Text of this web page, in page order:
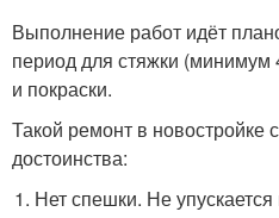
Выполнение работ идёт
период для стяжки (минимум
и покраски.
Такой ремонт в новостройке
достоинства:
Нет спешки. Не